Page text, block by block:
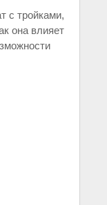
с тройками,
она влияет